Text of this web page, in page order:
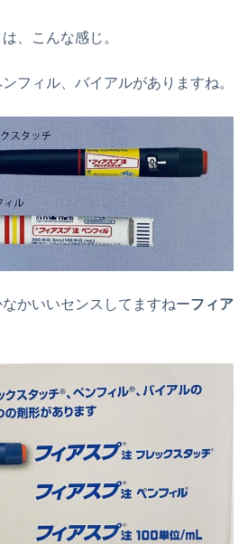
、こんな感じ。
フィル、バイアルがありますね。
かいいセンスしてますねーフィア